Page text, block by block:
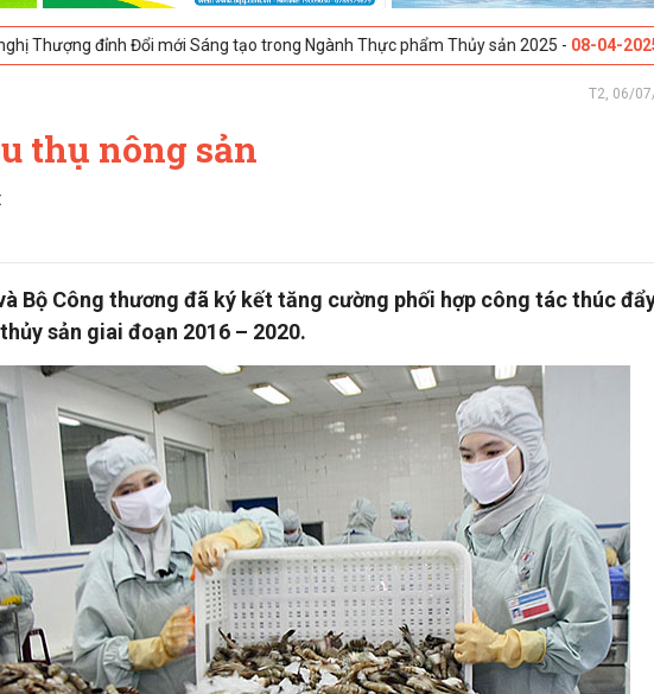
Đổi mới Sáng tạo trong Ngành Thực phẩm Thủy sản 2025 -08-04-2025 Galway,
T2, 06/
thụ nông sản
Bộ Công thương đã ký kết tăng cường phối hợp công tác thúc
sản giai đoạn 2016 – 2020.